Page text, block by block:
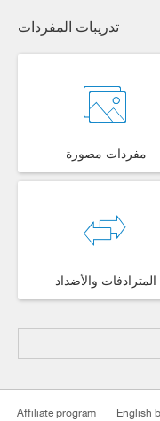
تدريبات المفردات
مفردات مصورة
المترادفات والأضداد
Affiliate program English